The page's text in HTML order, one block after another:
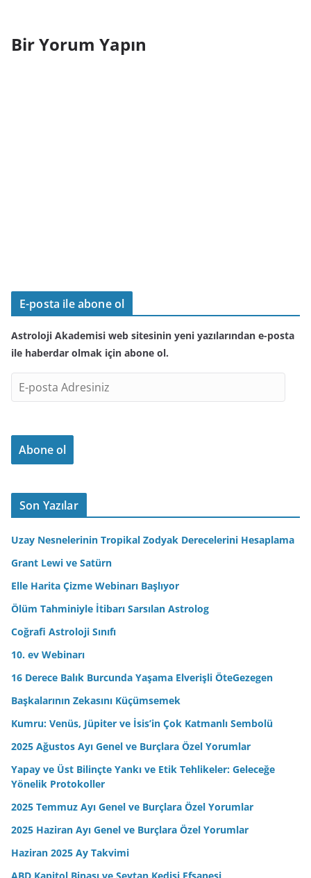
Bir Yorum Yapın
E-posta ile abone ol
Astroloji Akademisi web sitesinin yeni yazılarından e-posta
ile haberdar olmak için abone ol.
-
o
t
d
r
i
n
Abone ol
Son Yazılar
Uzay Nesnelerinin Tropikal Zodyak Derecelerini Hesaplama
Grant Lewi ve Satürn
Elle Harita Çizme Webinarı Başlıyor
Ölüm Tahminiyle İtibarı Sarsılan Astrolog
Coğrafi Astroloji Sınıfı
10. ev Webinarı
16 Derece Balık Burcunda Yaşama Elverişli ÖteGezegen
Başkalarının Zekasını Küçümsemek
Kumru: Venüs, Jüpiter ve İsis’in Çok Katmanlı Sembolü
2025 Ağustos Ayı Genel ve Burçlara Özel Yorumlar
Yapay ve Üst Bilinçte Yankı ve Etik Tehlikeler: Geleceğe
Yönelik Protokoller
2025 Temmuz Ayı Genel ve Burçlara Özel Yorumlar
2025 Haziran Ayı Genel ve Burçlara Özel Yorumlar
Haziran 2025 Ay Takvimi